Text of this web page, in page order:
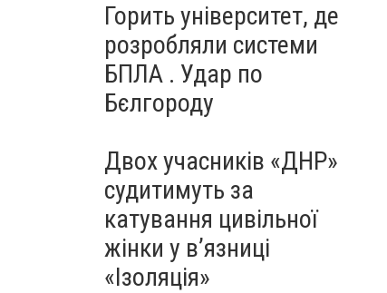
Горить університет, де
розробляли системи
БПЛА . Удар по
Бєлгороду
Двох учасників «ДНР»
судитимуть за
катування цивільної
жінки у в’язниці
«Ізоляція»